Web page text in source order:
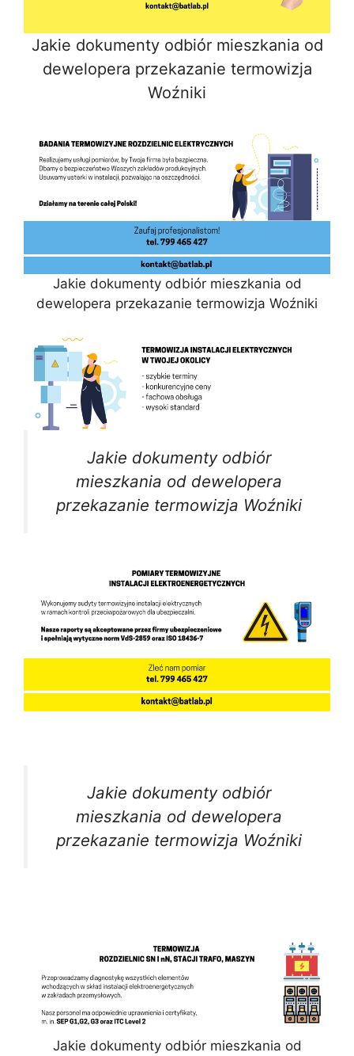
Jakie dokumenty odbiór mieszkania od
dewelopera przekazanie termowizja
Woźniki
Jakie dokumenty odbiór mieszkania od
dewelopera przekazanie termowizja Woźniki
Jakie dokumenty odbiór
mieszkania od dewelopera
przekazanie termowizja Woźniki
Jakie dokumenty odbiór
mieszkania od dewelopera
przekazanie termowizja Woźniki
Jakie dokumenty odbiór mieszkania od